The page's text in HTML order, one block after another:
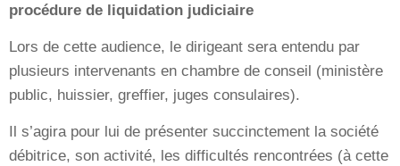
procédure de liquidation judiciaire
Lors de cette audience, le dirigeant sera entendu par
plusieurs intervenants en chambre de conseil (ministère
public, huissier, greffier, juges consulaires).
Il s’agira pour lui de présenter succinctement la société
débitrice, son activité, les difficultés rencontrées (à cette